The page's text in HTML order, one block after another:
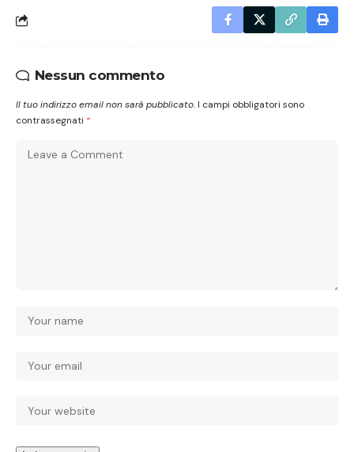
Nessun commento
Il tuo indirizzo email non sarà pubblicato. I campi obbligatori sono
contrassegnati *